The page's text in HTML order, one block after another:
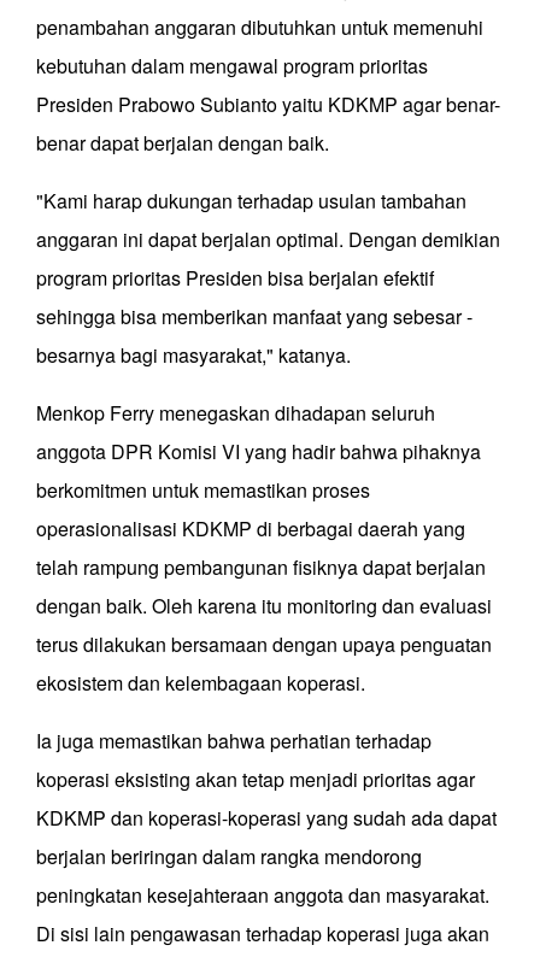
penambahan anggaran dibutuhkan untuk memenuhi
kebutuhan dalam mengawal program prioritas
Presiden Prabowo Subianto yaitu KDKMP agar benar-
benar dapat berjalan dengan baik.
"Kami harap dukungan terhadap usulan tambahan
anggaran ini dapat berjalan optimal. Dengan demikian
program prioritas Presiden bisa berjalan efektif
sehingga bisa memberikan manfaat yang sebesar -
besarnya bagi masyarakat," katanya.
Menkop Ferry menegaskan dihadapan seluruh
anggota DPR Komisi VI yang hadir bahwa pihaknya
berkomitmen untuk memastikan proses
operasionalisasi KDKMP di berbagai daerah yang
telah rampung pembangunan fisiknya dapat berjalan
dengan baik. Oleh karena itu monitoring dan evaluasi
terus dilakukan bersamaan dengan upaya penguatan
ekosistem dan kelembagaan koperasi.
Ia juga memastikan bahwa perhatian terhadap
koperasi eksisting akan tetap menjadi prioritas agar
KDKMP dan koperasi-koperasi yang sudah ada dapat
berjalan beriringan dalam rangka mendorong
peningkatan kesejahteraan anggota dan masyarakat.
Di sisi lain pengawasan terhadap koperasi juga akan